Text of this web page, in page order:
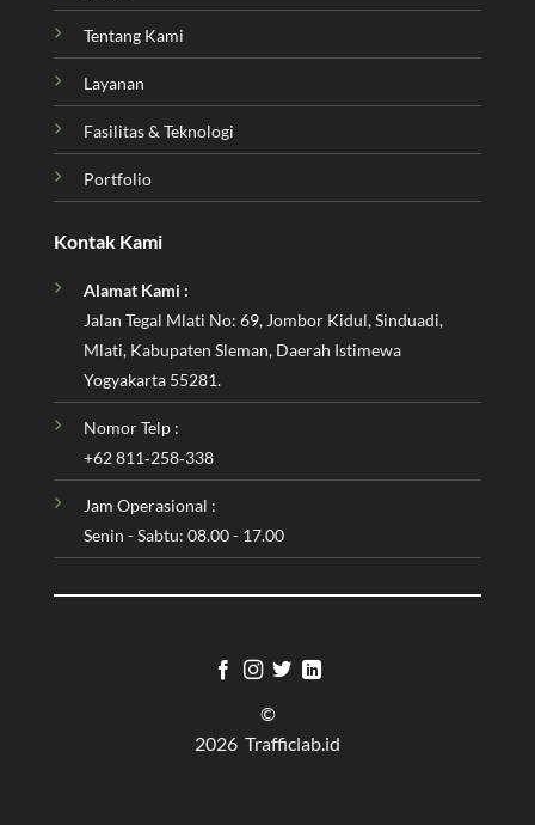
Tentang Kami
Layanan
Fasilitas & Teknologi
Portfolio
Kontak Kami
Alamat Kami :
Jalan Tegal Mlati No: 69, Jombor Kidul, Sinduadi,
Mlati, Kabupaten Sleman, Daerah Istimewa
Yogyakarta 55281.
Nomor Telp :
‪+62 811‑258‑338‬
Jam Operasional :
Senin - Sabtu: 08.00 - 17.00
©
2026 Trafficlab.id